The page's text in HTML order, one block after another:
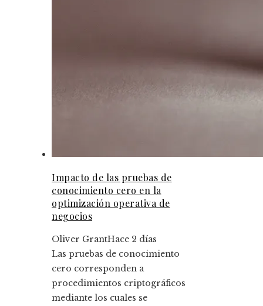
Impacto de las pruebas de
conocimiento cero en la
optimización operativa de
negocios
Oliver GrantHace 2 días
Las pruebas de conocimiento
cero corresponden a
procedimientos criptográficos
mediante los cuales se